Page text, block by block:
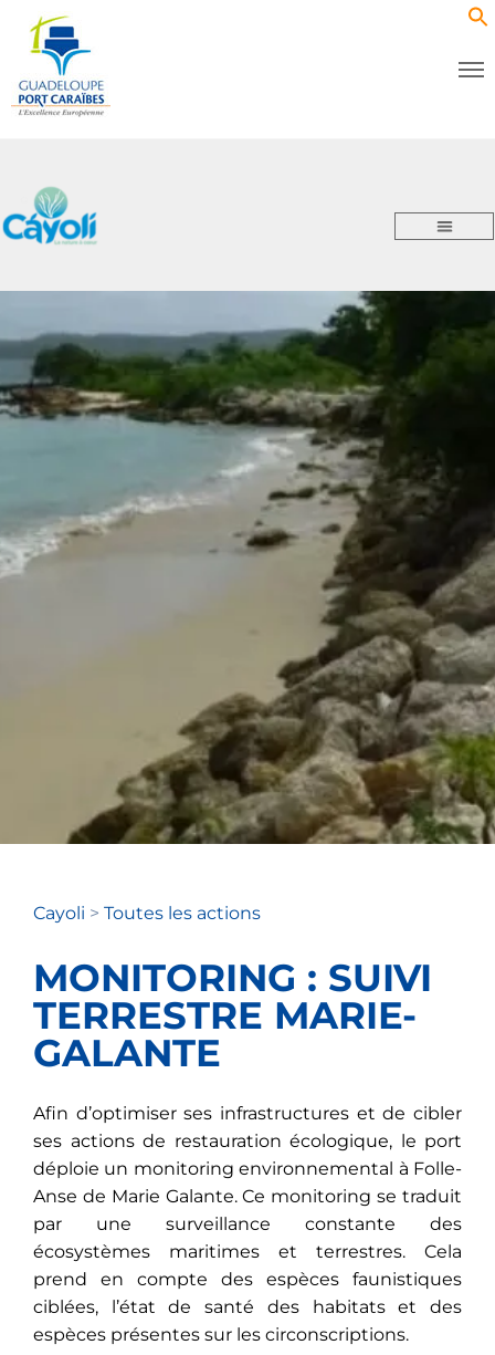
Cayoli > Toutes les actions
MONITORING : SUIVI
TERRESTRE MARIE-
GALANTE
Afin d’optimiser ses infrastructures et de cibler
ses actions de restauration écologique, le port
déploie un monitoring environnemental à Folle-
Anse de Marie Galante. Ce monitoring se traduit
par une surveillance constante des
écosystèmes maritimes et terrestres. Cela
prend en compte des espèces faunistiques
ciblées, l’état de santé des habitats et des
espèces présentes sur les circonscriptions.